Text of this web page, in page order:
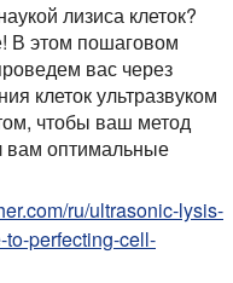
лизиса клеток?
В этом пошаговом
вас через
клеток ультразвуком
чтобы ваш метод
вам оптимальные
ru/ultrasonic-lysis-
perfecting-cell-